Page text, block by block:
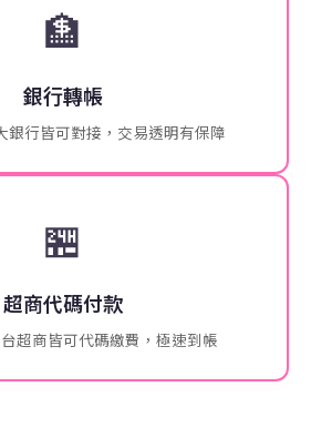
🏦
銀行轉帳
銀行皆可對接，交易透明有保障
🏪
超商代碼付款
超商皆可代碼繳費，極速到帳